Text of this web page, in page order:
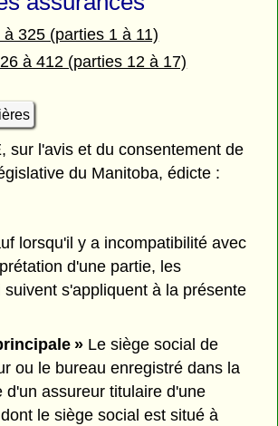
à 325 (parties 1 à 11)
à 412 (parties 12 à 17)
sur l'avis et du consentement de
du Manitoba, édicte :
lorsqu'il y a incompatibilité avec
d'une partie, les
suivent s'appliquent à la présente
»Le siège social de
ou le bureau enregistré dans la
d'un assureur titulaire d'une
dont le siège social est situé à